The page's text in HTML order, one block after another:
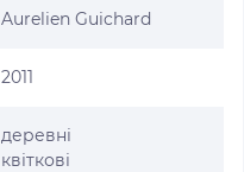
Aurelien Guichard
2011
деревні
квіткові